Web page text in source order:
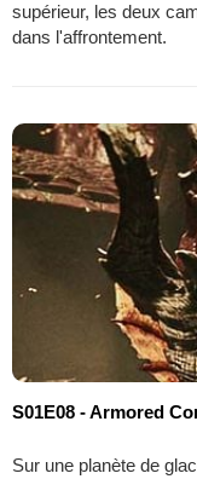
supérieur, les deux
dans l'affrontement.
S01E08 - Armored
Sur une planète de